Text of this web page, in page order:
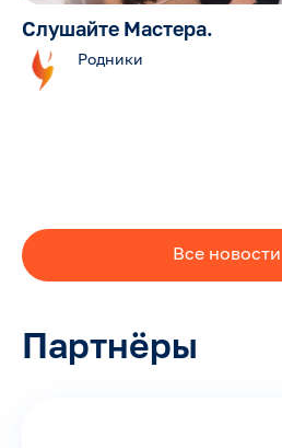
Слушайте Мастера.
Родники
Все новости
Партнёры